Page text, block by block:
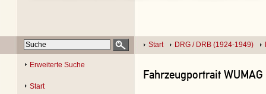
Start DRG / DRB (1924-1949)
Erweiterte Suche
Start
Fahrzeugportrait